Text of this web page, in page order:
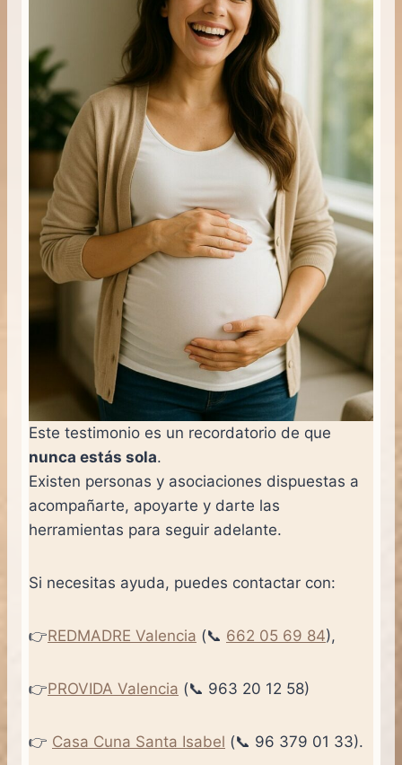
Este testimonio es un recordatorio de que
nunca estás sola.
Existen personas y asociaciones dispuestas a
acompañarte, apoyarte y darte las
herramientas para seguir adelante.
Si necesitas ayuda, puedes contactar con:
👉REDMADRE Valencia (📞 662 05 69 84),
👉PROVIDA Valencia (📞 963 20 12 58)
👉 Casa Cuna Santa Isabel (📞 96 379 01 33).